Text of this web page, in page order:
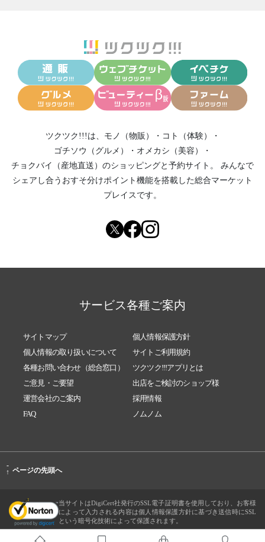
ツクツク!!!は、 モノ（物販） ・ コト（体験）
・
ゴチソウ（グルメ）
・ オメカシ（美容）
・
チョクバイ（産地直送） のショッピングと予約サイト。
みんなで
シェアし合う おすそ分けポイント機能を搭載した総合マーケット
プレイスです。
サービス各種ご案内
サイトマップ
個人情報保護方針
個人情報の取り扱いについて
サイトご利用規約
各種お問い合わせ（総合窓口）
ツクツク!!!アプリとは
ご意見・ご要望
出店をご検討のショップ様
運営会社のご案内
採用情報
FAQ
ノムノム
-
↑ ページの先頭へ
当サイトはDigiCert社発行のSSL電子証明書を使用しており、お客様
によって入力される内容は個人情報保護方針に基づき送信時にSSL
という暗号化技術によって保護されます。